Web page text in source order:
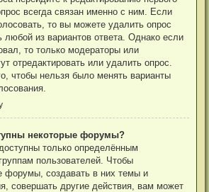
всегда связан именно с ним. Если
то вы можете удалить опрос
любой из вариантов ответа. Однако если
то только модераторы или
отредактировать или удалить опрос.
чтобы нельзя было менять варианты
некоторые форумы?
только определённым
пользователей. Чтобы
форумы, создавать в них темы и
совершать другие действия, вам может